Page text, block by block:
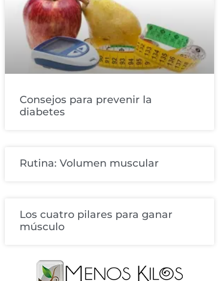
Consejos para prevenir la
diabetes
Rutina: Volumen muscular
Los cuatro pilares para ganar
músculo